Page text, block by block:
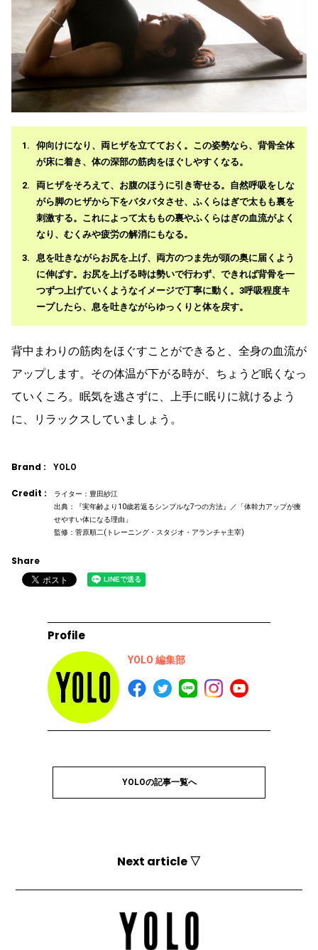
仰向けになり、両ヒザを立てておく。この姿勢なら、背骨全体
が床に着き、体の深部の筋肉をほぐしやすくなる。
両ヒザをそろえて、お腹のほうに引き寄せる。自然呼吸をしな
がら脚のヒザから下をバタバタさせ、ふくらはぎで太もも裏を
刺激する。これによって太ももの裏やふくらはぎの血流がよく
なり、むくみや疲労の解消にもなる。
息を吐きながらお尻を上げ、両方のつま先が頭の奥に届くよう
に伸ばす。お尻を上げる時は勢いで行わず、できれば背骨を一
つずつ上げていくようなイメージで丁寧に動く。3呼吸程度キ
ープしたら、息を吐きながらゆっくりと体を戻す。
背中まわりの筋肉をほぐすことができると、全身の血流が
アップします。その体温が下がる時が、ちょうど眠くなっ
ていくころ。眠気を逃さずに、上手に眠りに就けるよう
に、リラックスしていましょう。
Brand : YOLO
Credit :
ライター：豊田紗江
出典：『実年齢より10歳若返るシンプルな7つの方法』／「体幹力アップが痩
せやすい体になる理由」
監修：菅原順二(トレーニング・スタジオ・アランチャ主宰)
Share
Profile
YOLO 編集部
YOLOの記事一覧へ
Next article ▽